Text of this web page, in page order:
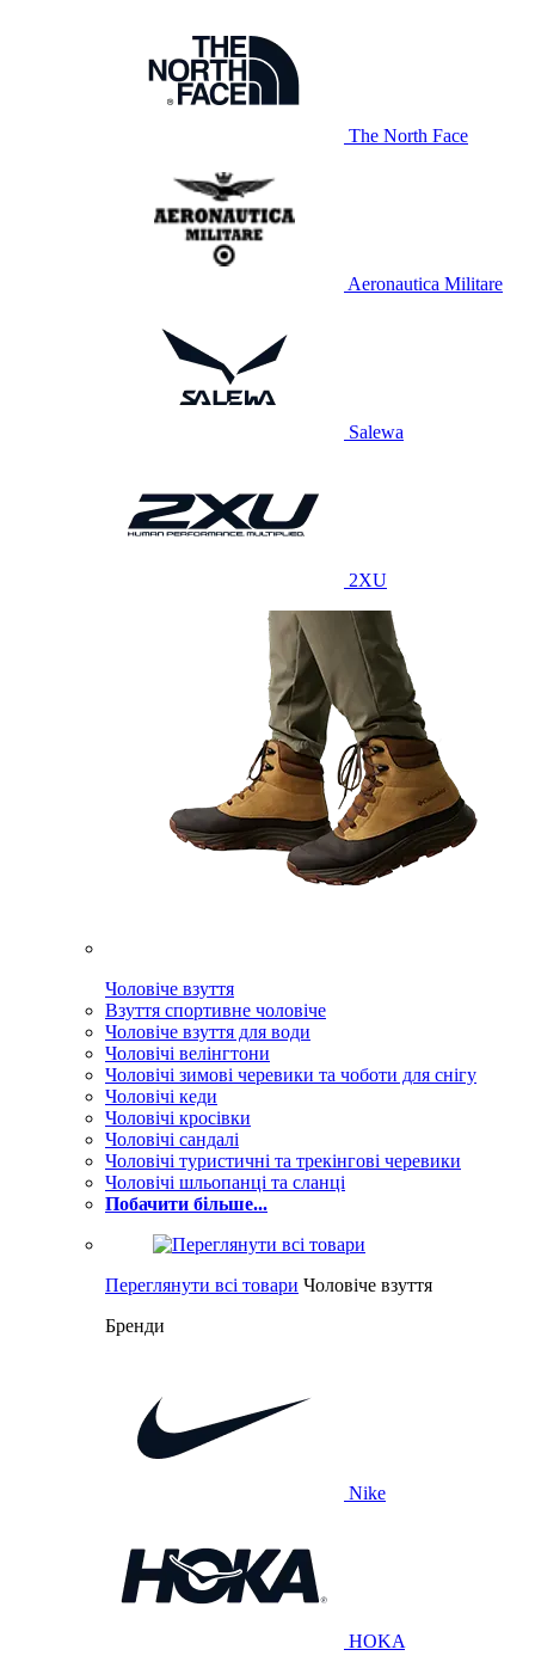
The North Face
Aeronautica Militare
Salewa
2XU
Чоловіче взуття
Взуття спортивне чоловіче
Чоловіче взуття для води
Чоловічі велінгтони
Чоловічі зимові черевики та чоботи для снігу
Чоловічі кеди
Чоловічі кросівки
Чоловічі сандалі
Чоловічі туристичні та трекінгові черевики
Чоловічі шльопанці та сланці
Побачити більше...
Переглянути всі товари Чоловіче взуття
Бренди
Nike
HOKA